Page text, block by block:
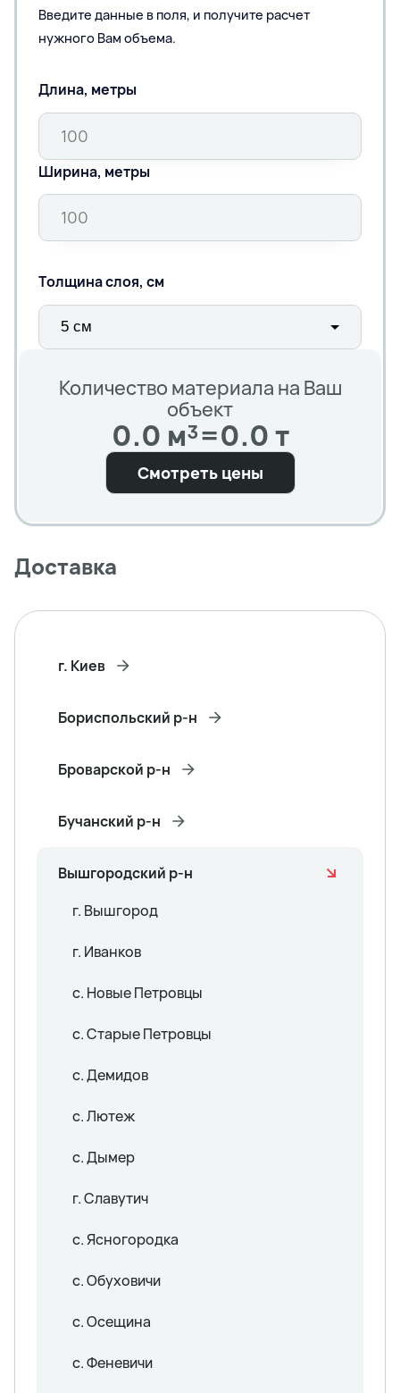
Введите данные в поля, и получите расчет
нужного Вам объема.
Длина, метры
Ширина, метры
Толщина слоя, см
Количество материала на Ваш
объект
0.0 м³=0.0 т
Смотреть цены
Доставка
г. Киев
Бориспольский р-н
Броварской р-н
Бучанский р-н
Вышгородский р-н
г. Вышгород
г. Иванков
с. Новые Петровцы
с. Старые Петровцы
с. Демидов
с. Лютеж
с. Дымер
г. Славутич
с. Ясногородка
с. Обуховичи
с. Осещина
с. Феневичи